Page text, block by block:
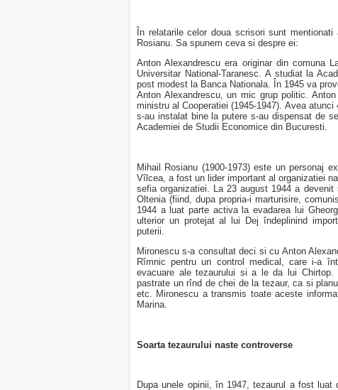
În relatarile celor doua scrisori sunt
Rosianu. Sa spunem ceva si despre ei:
Anton Alexandrescu era originar din comuna
Universitar National-Taranesc. A studiat la
post modest la Banca Nationala. În 1945 va
Anton Alexandrescu, un mic grup politic.
ministru al Cooperatiei (1945-1947). Avea
s-au instalat bine la putere s-au dispensat de
Academiei de Studii Economice din Bucuresti.
Mihail Rosianu (1900-1973) este un personaj
Vîlcea, a fost un lider important al organizatiei
sefia organizatiei. La 23 august 1944 a
Oltenia (fiind, dupa propria-i marturisire,
1944 a luat parte activa la evadarea lui
ulterior un protejat al lui Dej îndeplinind
puterii.
Mironescu s-a consultat deci si cu Anton
Rîmnic pentru un control medical, care i-a
evacuare ale tezaurului si a le da lui
pastrate un rînd de chei de la tezaur, ca si
etc. Mironescu a transmis toate aceste
Marina.
Soarta tezaurului naste controverse
Dupa unele opinii, în 1947, tezaurul a fost